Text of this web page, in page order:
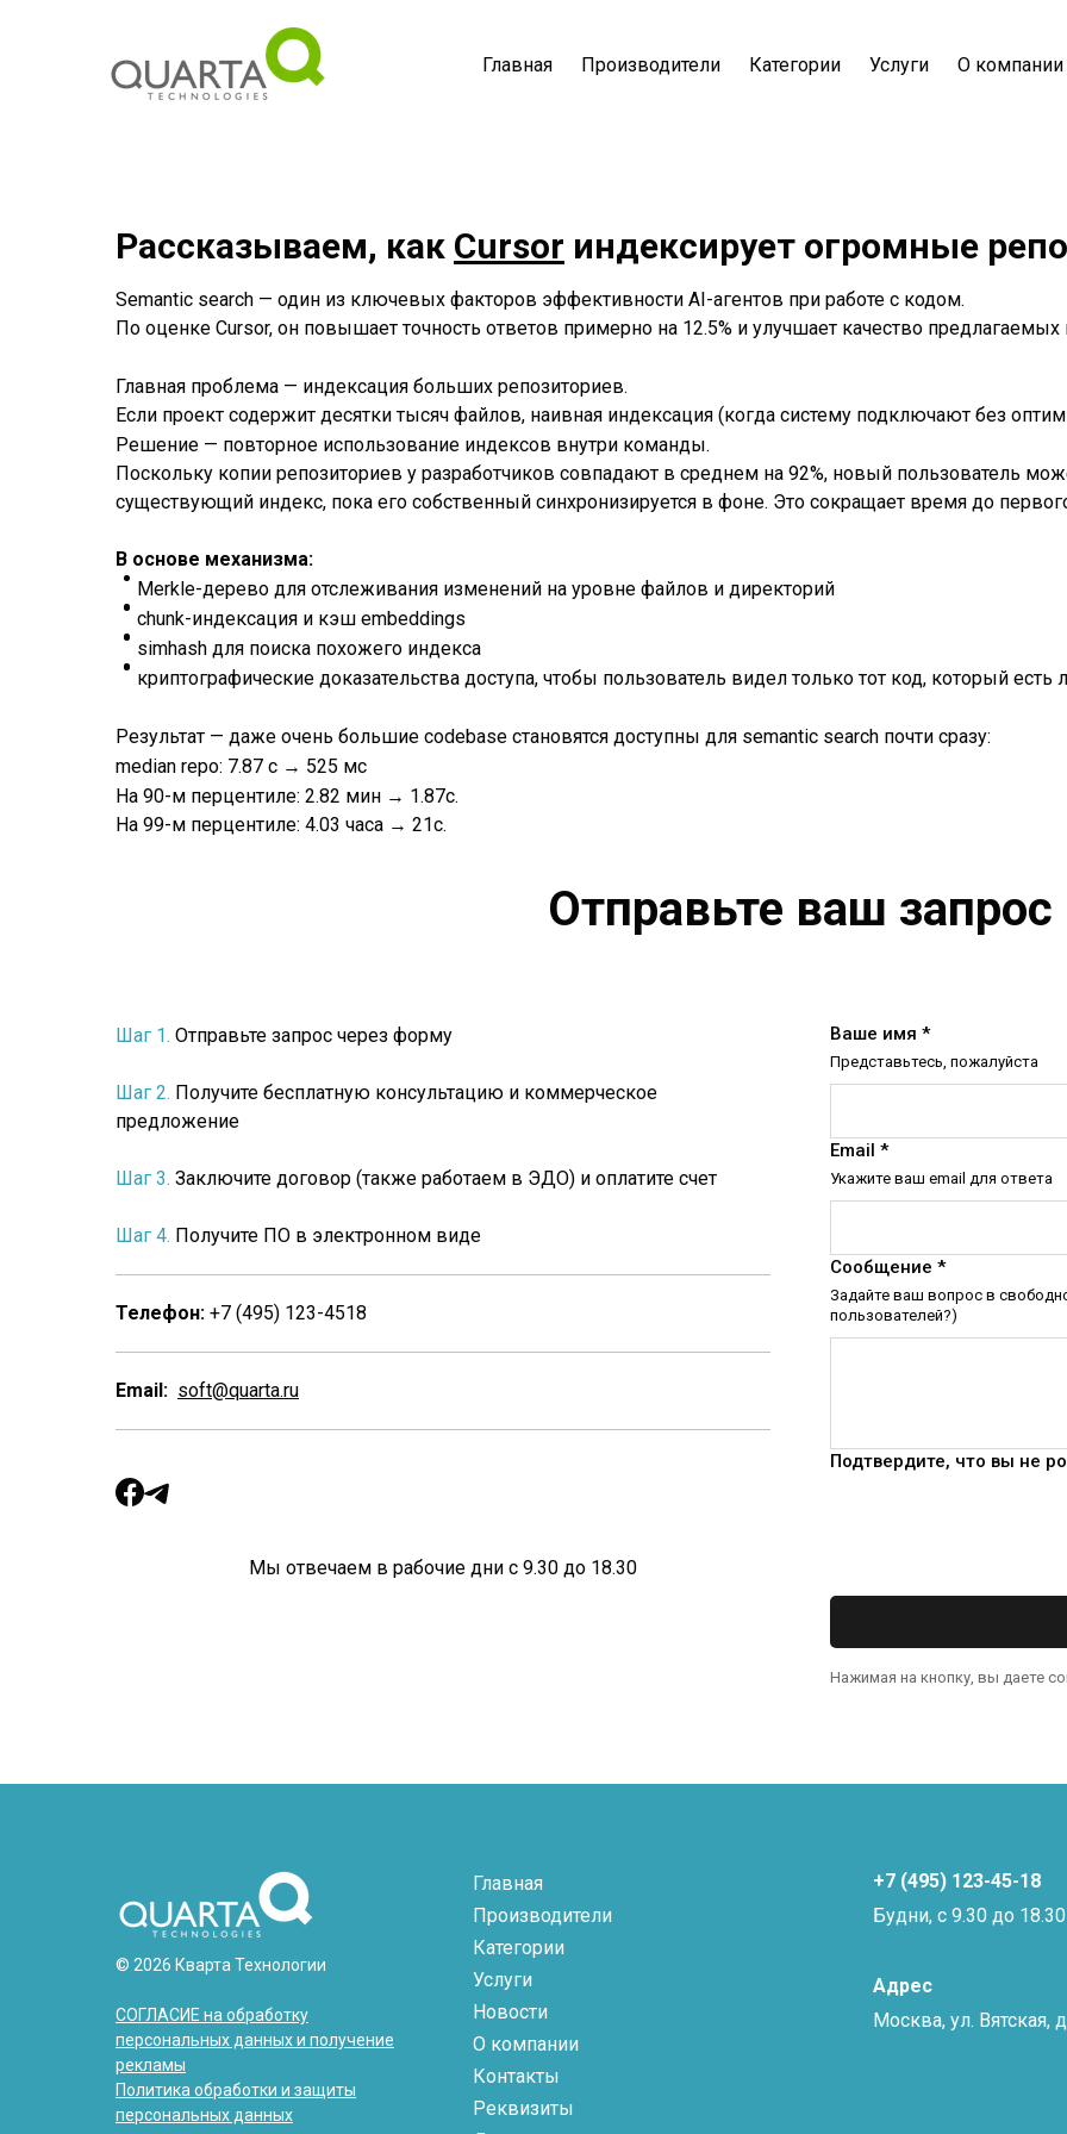
Главная Производители Категории Услуги О компании
Рассказываем, как Cursor индексирует огромные
Semantic search — один из ключевых факторов эффективности AI-агентов при работе с кодом.
По оценке Cursor, он повышает точность ответов примерно на 12.5% и улучшает качество предлагаемых
Главная проблема — индексация больших репозиториев.
Если проект содержит десятки тысяч файлов, наивная индексация (когда систему подключают без
Решение — повторное использование индексов внутри команды.
Поскольку копии репозиториев у разработчиков совпадают в среднем на 92%, новый пользователь
существующий индекс, пока его собственный синхронизируется в фоне. Это сокращает время до
В основе механизма:
Merkle-дерево для отслеживания изменений на уровне файлов и директорий
chunk-индексация и кэш embeddings
simhash для поиска похожего индекса
криптографические доказательства доступа, чтобы пользователь видел только тот код, который есть
Результат — даже очень большие codebase становятся доступны для semantic search почти сразу:
median repo: 7.87 с → 525 мс
На 90-м перцентиле: 2.82 мин → 1.87с.
На 99-м перцентиле: 4.03 часа → 21с.
Отправьте ваш запрос
Шаг 1. Отправьте запрос через форму
Шаг 2. Получите бесплатную консультацию и коммерческое
предложение
Шаг 3. Заключите договор (также работаем в ЭДО) и оплатите счет
Шаг 4. Получите ПО в электронном виде
Телефон: +7 (495) 123-4518
Email: soft@quarta.ru
Мы отвечаем в рабочие дни с 9.30 до 18.30
Ваше имя *
Представьтесь, пожалуйста
Email *
Укажите ваш email для ответа
Сообщение *
Задайте ваш вопрос в
пользователей?)
Подтвердите, что вы не
Нажимая на кнопку, вы даете
© 2026 Кварта Технологии
СОГЛАСИЕ на обработку
персональных данных и получение
рекламы
Политика обработки и защиты
персональных данных
Главная
Производители
Категории
Услуги
Новости
О компании
Контакты
Реквизиты
+7 (495) 123-45-18
Будни, с 9.30 до 18.30
Адрес
Москва, ул. Вятская,